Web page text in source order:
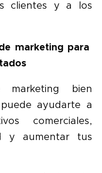
clientes y a los
marketing para
marketing bien
ayudarte a
comerciales,
y aumentar tus